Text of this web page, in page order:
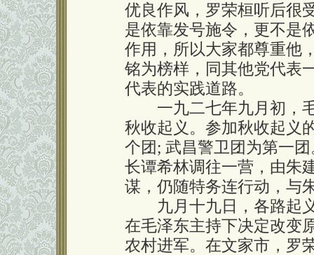
优良作风，罗荣桓听后很
是依靠发号施令，更不是
作用，所以大家都尊重他
铭为榜样，同其他党代表
代表的实践道路。
一九二七年九月初，毛
秋收起义。参加秋收起义
个团; 武昌警卫团为第一
长谭希林调往一营，由朱
谋，仍随特务连行动，与
九月十九日，各路起义
在毛泽东主持下决定改变
农村进军。在文家市，罗